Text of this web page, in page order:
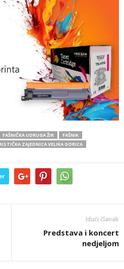
FAŠNIČKA UDRUGA ŽIR
FAŠNIK
ZAJEDNICA VELIKA GORICA
Idući članak
Predstava i koncert
nedjeljom